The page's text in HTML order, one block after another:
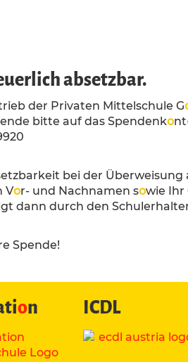
absetzbar.
der Privaten Mittelschule G
bitte auf das Spendenkont
bei der Überweisung
Vor- und Nachnamen sowie Ihr
dann durch den
Spende!
on ICDL